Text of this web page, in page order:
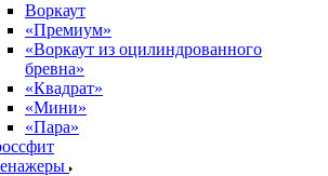
Воркаут
«Премиум»
«Воркаут из оцилиндрованного
бревна»
«Квадрат»
«Мини»
«Пара»